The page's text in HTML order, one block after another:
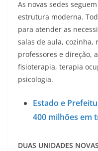
As novas sedes
estrutura moderna.
para atender as
salas de aula, cozinha,
professores e direção,
fisioterapia, terapia
psicologia.
Estado e
400 milhões em
DUAS UNIDADES